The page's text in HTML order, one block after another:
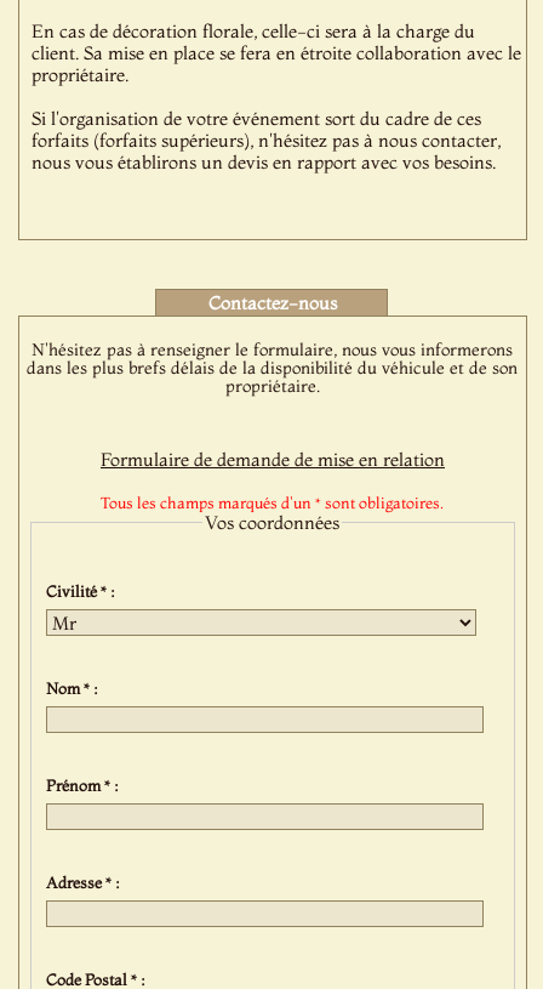
En cas de décoration florale, celle-ci sera à la charge du
client. Sa mise en place se fera en étroite collaboration avec le
propriétaire.
Si l'organisation de votre événement sort du cadre de ces
forfaits (forfaits supérieurs), n'hésitez pas à nous contacter,
nous vous établirons un devis en rapport avec vos besoins.
Contactez-nous
N'hésitez pas à renseigner le formulaire, nous vous informerons
dans les plus brefs délais de la disponibilité du véhicule et de son
propriétaire.
Formulaire de demande de mise en relation
Tous les champs marqués d'un * sont obligatoires.
Vos coordonnées
Civilité * :
Nom * :
Prénom * :
Adresse * :
Code Postal * :